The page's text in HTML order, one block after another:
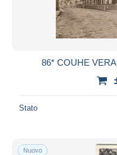
86* COUHE
Stato
Nuovo